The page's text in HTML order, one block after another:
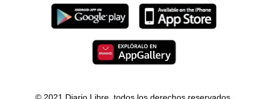
Economía Personal
Consulta Libre
© 2021 Diario Libre, todos los derechos reservados.